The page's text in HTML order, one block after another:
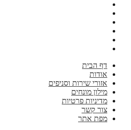
דף הבית
אודות
אזורי שירות וסניפים
מילון מונחים
מדיניות פרטיות
צור קשר
מפת אתר